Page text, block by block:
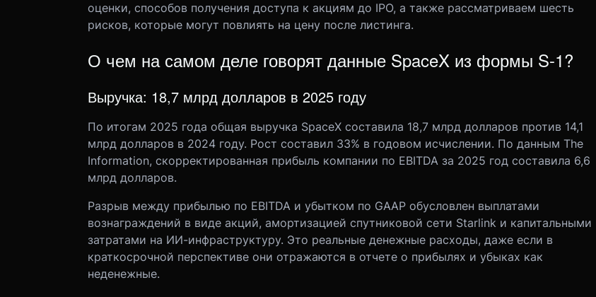
оценки, способов получения доступа к акциям до IPO, а также рассматриваем шесть
рисков, которые могут повлиять на цену после листинга.
О чем на самом деле говорят данные SpaceX из формы S-1?
Выручка: 18,7 млрд долларов в 2025 году
По итогам 2025 года общая выручка SpaceX составила 18,7 млрд долларов против 14,1
млрд долларов в 2024 году. Рост составил 33% в годовом исчислении. По данным The
Information, скорректированная прибыль компании по EBITDA за 2025 год составила 6,6
млрд долларов.
Разрыв между прибылью по EBITDA и убытком по GAAP обусловлен выплатами
вознаграждений в виде акций, амортизацией спутниковой сети Starlink и капитальными
затратами на ИИ-инфраструктуру. Это реальные денежные расходы, даже если в
краткосрочной перспективе они отражаются в отчете о прибылях и убыках как
неденежные.